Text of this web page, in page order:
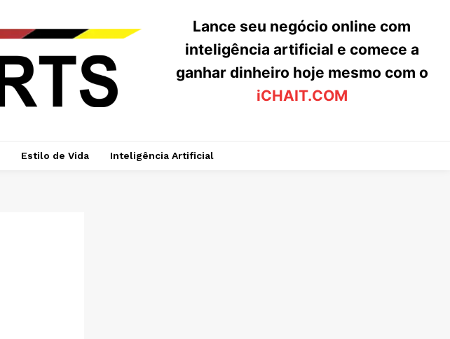
Lance seu negócio online com
inteligência artificial e comece a
ganhar dinheiro hoje mesmo com o
iCHAIT.COM
Estilo de Vida Inteligência Artificial